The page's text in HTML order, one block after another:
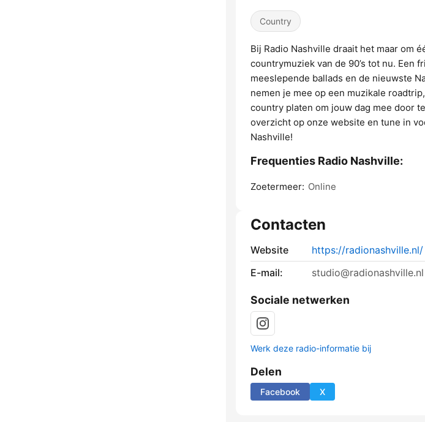
Country
Bij Radio Nashville draait het maar om
countrymuziek van de 90’s tot nu. Een
meeslepende ballads en de nieuwste
nemen je mee op een muzikale
country platen om jouw dag mee door
overzicht op onze website en tune in
Nashville!
Frequenties Radio Nashville:
Zoetermeer: Online
Contacten
Website
https://radionashville.nl/
E-mail:
studio@radionashville.nl
Sociale netwerken
Werk deze radio-informatie bij
Delen
Facebook X